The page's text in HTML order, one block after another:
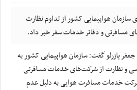
هواپیمایی کشور از تداوم نظارت
مسافرتی و دفاتر خدمات سفر خبر داد.
یازرلو گفت: سازمان هواپیمایی کشور به
و نظارت از شرکت‌های خدمات مسافرتی
و تا به امروز هم ۶ شرکت خدمات مسافرت هوایی به دلیل عدم